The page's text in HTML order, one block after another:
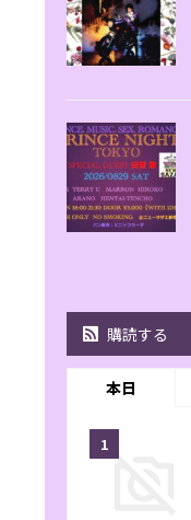
購読する
本日